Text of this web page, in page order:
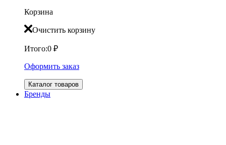
Корзина
Очистить корзину
Итого:0 ₽
Оформить заказ
Каталог товаров
Бренды